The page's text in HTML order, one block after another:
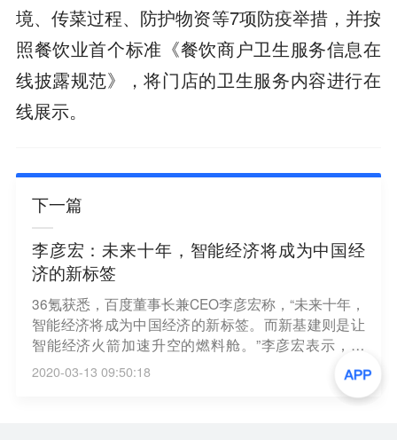
境、传菜过程、防护物资等7项防疫举措，并按
照餐饮业首个标准《餐饮商户卫生服务信息在
线披露规范》，将门店的卫生服务内容进行在
线展示。
下一篇
李彦宏：未来十年，智能经济将成为中国经
济的新标签
36氪获悉，百度董事长兼CEO李彦宏称，“未来十年，
智能经济将成为中国经济的新标签。而新基建则是让
智能经济火箭加速升空的燃料舱。”李彦宏表示，当
前，数字经济正在进化到以人工智能为核心驱动力的
智能经济新阶段，与之相适应的新基础设施同样需要
国家牵头来投资、建设和协同。智能经济基础建设的
2020-03-13 09:50:18